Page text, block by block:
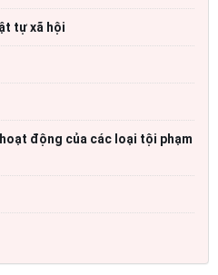
tự xã hội
động của các loại tội phạm